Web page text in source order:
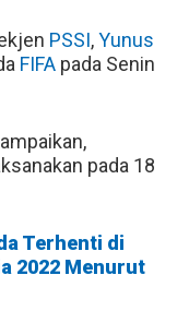
PSSI,Yunus
FIFA pada Senin
pada 18
Terhenti di
2022 Menurut